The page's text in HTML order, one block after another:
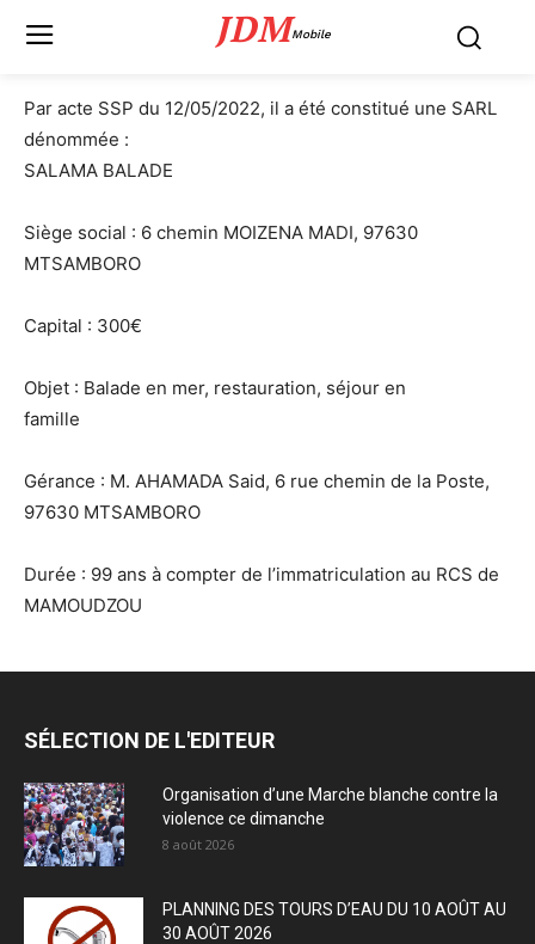
JDMMobile
Par acte SSP du 12/05/2022, il a été constitué une SARL
dénommée :
SALAMA BALADE
Siège social : 6 chemin MOIZENA MADI, 97630
MTSAMBORO
Capital : 300€
Objet : Balade en mer, restauration, séjour en
famille
Gérance : M. AHAMADA Said, 6 rue chemin de la Poste,
97630 MTSAMBORO
Durée : 99 ans à compter de l’immatriculation au RCS de
MAMOUDZOU
SÉLECTION DE L'EDITEUR
Organisation d’une Marche blanche contre la
violence ce dimanche
8 août 2026
PLANNING DES TOURS D’EAU DU 10 AOÛT AU
30 AOÛT 2026